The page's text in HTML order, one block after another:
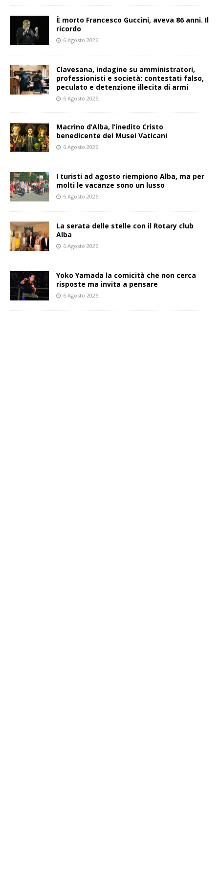
È morto Francesco Guccini, aveva 86 anni. Il
ricordo
6 Agosto 2026
Clavesana, indagine su amministratori,
professionisti e società: contestati falso,
peculato e detenzione illecita di armi
6 Agosto 2026
Macrino d’Alba, l’inedito Cristo
benedicente dei Musei Vaticani
6 Agosto 2026
I turisti ad agosto riempiono Alba, ma per
molti le vacanze sono un lusso
6 Agosto 2026
La serata delle stelle con il Rotary club
Alba
6 Agosto 2026
Yoko Yamada la comicità che non cerca
risposte ma invita a pensare
6 Agosto 2026